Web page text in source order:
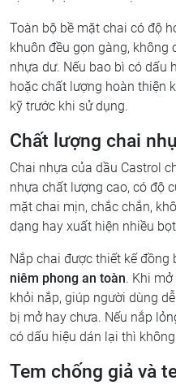
Toàn bộ bề mặt chai có độ
khuôn đều gọn gàng,
nhựa dư. Nếu bao bì có dấu
hoặc chất lượng hoàn thiện
kỹ trước khi sử dụng.
Chất lượng chai
Chai nhựa của dầu Castrol
nhựa chất lượng cao, có độ
mặt chai mịn, chắc chắn,
dạng hay xuất hiện nhiều
Nắp chai được thiết kế đồng
niêm phong an toàn. Khi
khỏi nắp, giúp người dùng
bị mở hay chưa. Nếu nắp
có dấu hiệu dán lại thì
Tem chống giả và